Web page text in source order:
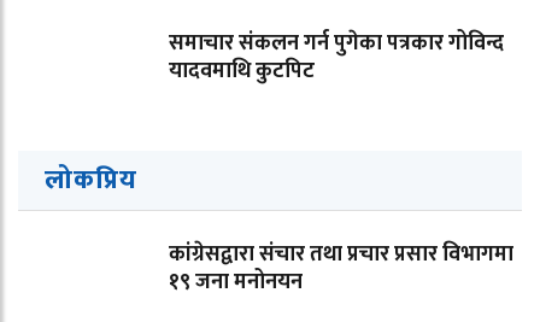
समाचार संकलन गर्न पुगेका पत्रकार गोविन्द
यादवमाथि कुटपिट
लोकप्रिय
कांग्रेसद्वारा संचार तथा प्रचार प्रसार विभागमा
१९ जना मनोनयन